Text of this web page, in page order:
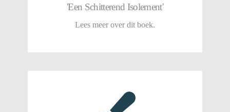
'Een Schitterend Isolement'
Lees meer over dit boek.
Lees het verhaal...
Schrijfcursussen